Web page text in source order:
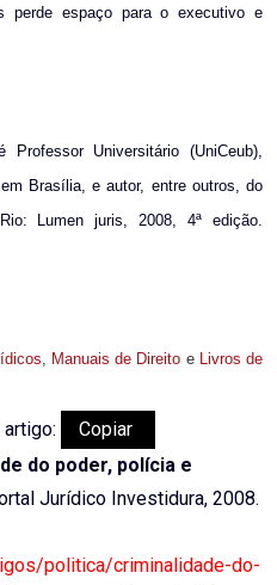
perde espaço para o executivo e
Universitário (UniCeub),
Brasília, e autor, entre outros, do
Lumen juris, 2008, 4ª edição.
, Manuais de Direito e Livros de
Copiar
do poder, polícia e
Jurídico Investidura, 2008.
politica/criminalidade-do-